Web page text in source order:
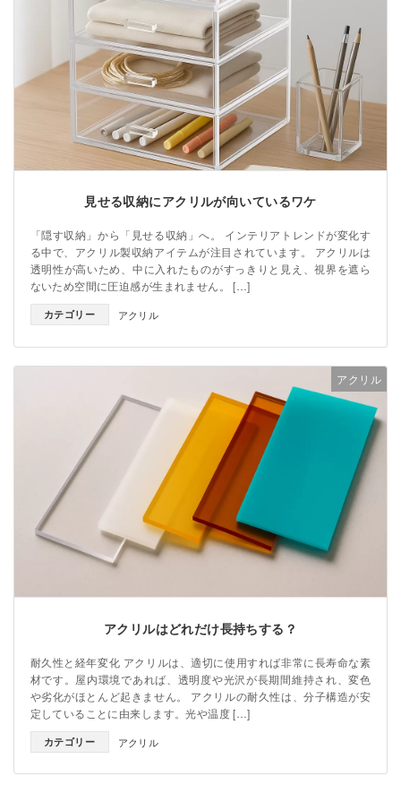
見せる収納にアクリルが向いているワケ
「隠す収納」から「見せる収納」へ。 インテリアトレンドが変化す
る中で、アクリル製収納アイテムが注目されています。 アクリルは
透明性が高いため、中に入れたものがすっきりと見え、視界を遮ら
ないため空間に圧迫感が生まれません。 […]
カテゴリー アクリル
アクリル
アクリルはどれだけ長持ちする？
耐久性と経年変化 アクリルは、適切に使用すれば非常に長寿命な素
材です。屋内環境であれば、透明度や光沢が長期間維持され、変色
や劣化がほとんど起きません。 アクリルの耐久性は、分子構造が安
定していることに由来します。光や温度 […]
カテゴリー アクリル